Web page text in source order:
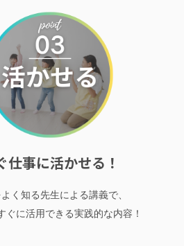
仕事に活かせる！
く知る先生による講義で、
ぐに活用できる実践的な内容！